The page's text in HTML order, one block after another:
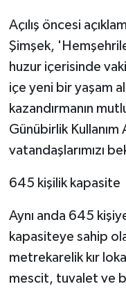
Açılış öncesi
Şimşek,
huzur içerisinde
içe yeni bir yaşam
kazandırmanın
Günübirlik Kullanım
vatandaşlarımızı
645 kişilik kapasite
Aynı anda 645
kapasiteye sahip
metrekarelik kır
mescit, tuvalet ve